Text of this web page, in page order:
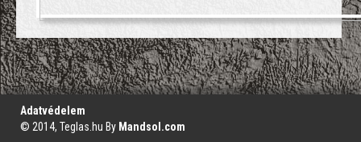
';
Adatvédelem
© 2014, Teglas.hu By Mandsol.com